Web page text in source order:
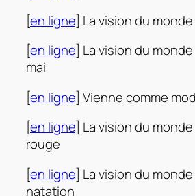
[en ligne] La vision du
[en ligne] La vision du
mai
[en ligne] Vienne comme
[en ligne] La vision du
rouge
[en ligne] La vision du
natation